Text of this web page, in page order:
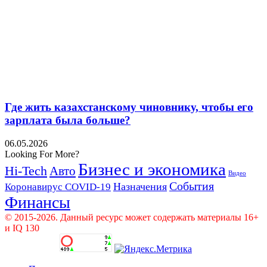
Где жить казахстанскому чиновнику, чтобы его
зарплата была больше?
06.05.2026
Looking For More?
Hi-Tech Авто Бизнес и экономика Видео
Коронавирус COVID-19 Назначения События
Финансы
© 2015-2026. Данный ресурс может содержать материалы 16+
и IQ 130